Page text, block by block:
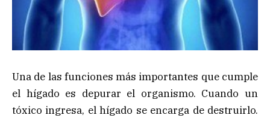
Una de las funciones más importantes que cumple
el hígado es depurar el organismo. Cuando un
tóxico ingresa, el hígado se encarga de destruirlo.